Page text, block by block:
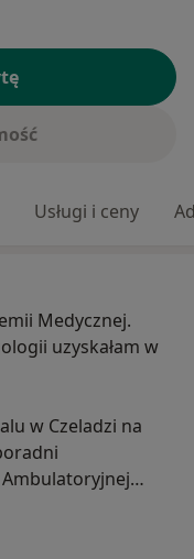
Usługi i ceny
Medycznej.
uzyskałam w
w Czeladzi na
Medycznym